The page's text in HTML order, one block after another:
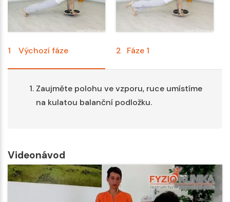
1 Výchozí fáze 2 Fáze 1
Zaujměte polohu ve vzporu, ruce umístíme
na kulatou balanční podložku.
Videonávod